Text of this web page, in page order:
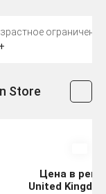
ограничение
Store
Цена в
United